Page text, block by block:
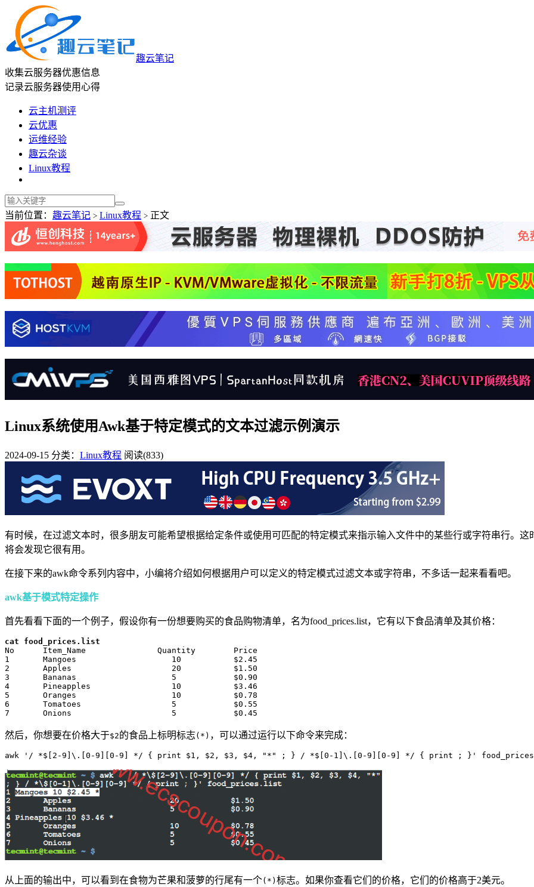
趣云笔记
收集云服务器优惠信息
记录云服务器使用心得
云主机测评
云优惠
运维经验
趣云杂谈
Linux教程
当前位置： 趣云笔记 > Linux教程 > 正文
Linux系统使用Awk基于特定模式的文本过滤示例演示
2024-09-15 分类： Linux教程 阅读(833)
有时候，在过滤文本时，很多朋友可能希望根据给定条件或使用可匹配的特定模式来指示输入文件中的某些行或字符串行。
将会发现它很有用。
在接下来的awk命令系列内容中，小编将介绍如何根据用户可以定义的特定模式过滤文本或字符串，不多话一起来看看吧。
awk基于模式特定操作
首先看看下面的一个例子，假设你有一份想要购买的食品购物清单，名为food_prices.list，它有以下食品清单及其价格：
cat food_prices.list
No	Item_Name		Quantity	Price
1	Mangoes			   10		$2.45
2	Apples			   20		$1.50
3	Bananas			   5		$0.90
4	Pineapples		   10		$3.46
5	Oranges			   10		$0.78
6	Tomatoes		   5		$0.55
7	Onions			   5            $0.45
然后，你想要在价格大于$2的食品上标明标志(*) ，可以通过运行以下命令来完成：
awk '/ *$[2-9]\.[0-9][0-9] */ { print $1, $2, $3, $4, "*" ; } / *$[0-1]\.[0-9][0-9] */ { print ; }'
从上面的输出中，可以看到在食物为芒果和菠萝的行尾有一个(*) 标志。如果你查看它们的价格，它们的价格高于2美元。